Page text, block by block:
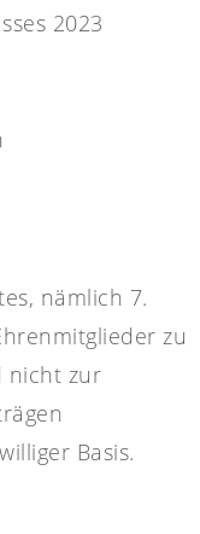
2023
nämlich 7.
zu
nicht zur
Basis.